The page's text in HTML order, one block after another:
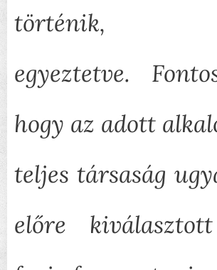
történik,
egyeztetve.
hogy az adott
teljes társaság
előre